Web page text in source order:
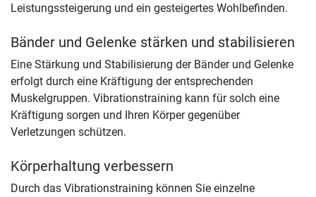
Leistungssteigerung und ein gesteigertes Wohlbefinden.
Bänder und Gelenke stärken und stabilisieren
Eine Stärkung und Stabilisierung der Bänder und Gelenke
erfolgt durch eine Kräftigung der entsprechenden
Muskelgruppen. Vibrationstraining kann für solch eine
Kräftigung sorgen und Ihren Körper gegenüber
Verletzungen schützen.
Körperhaltung verbessern
Durch das Vibrationstraining können Sie einzelne